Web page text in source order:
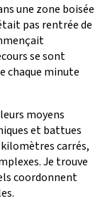
une zone boisée
pas rentrée de
se sont
chaque minute
moyens
et battues
carrés,
Je trouve
coordonnent